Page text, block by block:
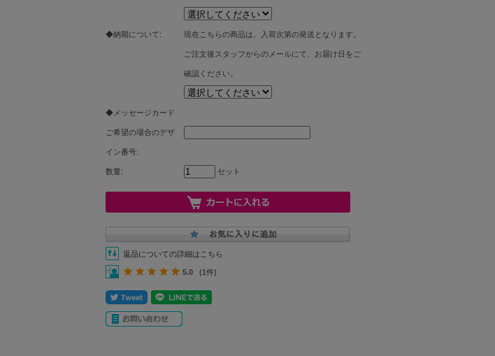
◆納期について: 現在こちらの商品は、入荷次第の発送となります。
ご注文後スタッフからのメールにて、お届け日をご
確認ください。
◆メッセージカード
ご希望の場合のデザ
イン番号:
数量: セット
返品についての詳細はこちら
5.0 (1件)